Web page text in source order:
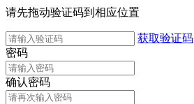
请先拖动验证码到相应位置
获取验证码
密码
确认密码